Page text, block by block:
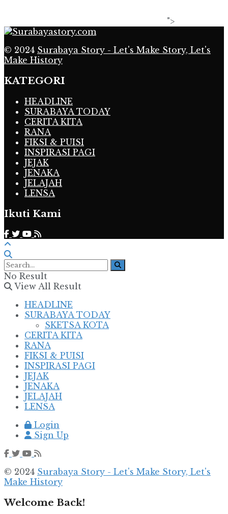
">
© 2024 Surabaya Story - Let's Make Story, Let's
Make History
KATEGORI
HEADLINE
SURABAYA TODAY
CERITA KITA
RANA
FIKSI & PUISI
INSPIRASI PAGI
JEJAK
JENAKA
JELAJAH
LENSA
Ikuti Kami
No Result
View All Result
HEADLINE
SURABAYA TODAY
SKETSA KOTA
CERITA KITA
RANA
FIKSI & PUISI
INSPIRASI PAGI
JEJAK
JENAKA
JELAJAH
LENSA
Login
Sign Up
© 2024 Surabaya Story - Let's Make Story, Let's
Make History
Welcome Back!